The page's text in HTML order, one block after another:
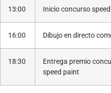
13:00 Inicio concurso
16:00 Dibujo en directo
18:30
Entrega premio
speed paint